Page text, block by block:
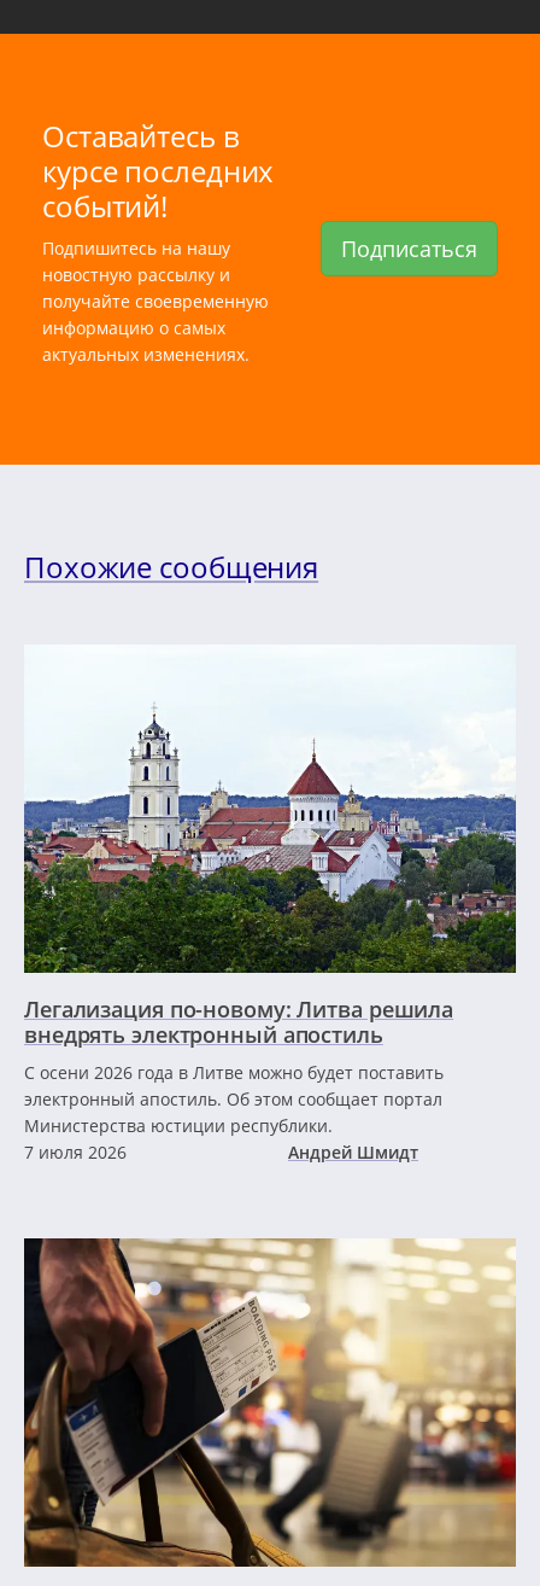
Оставайтесь в
курсе последних
событий!
Подпишитесь на нашу
новостную рассылку и
получайте своевременную
информацию о самых
актуальных изменениях.
Подписаться
Похожие сообщения
Легализация по-новому: Литва решила
внедрять электронный апостиль
С осени 2026 года в Литве можно будет поставить
электронный апостиль. Об этом сообщает портал
Министерства юстиции республики.
7 июля 2026
Андрей Шмидт